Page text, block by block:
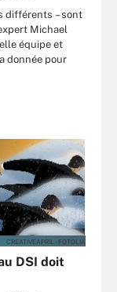
différents – sont
Michael
équipe et
donnée pour
CREATIVEAPRIL - FOTOLIA
DSI doit